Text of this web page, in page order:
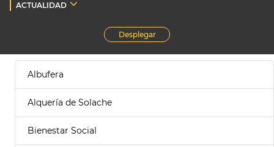
ACTUALIDAD
Desplegar
Albufera
Alquería de Solache
Bienestar Social